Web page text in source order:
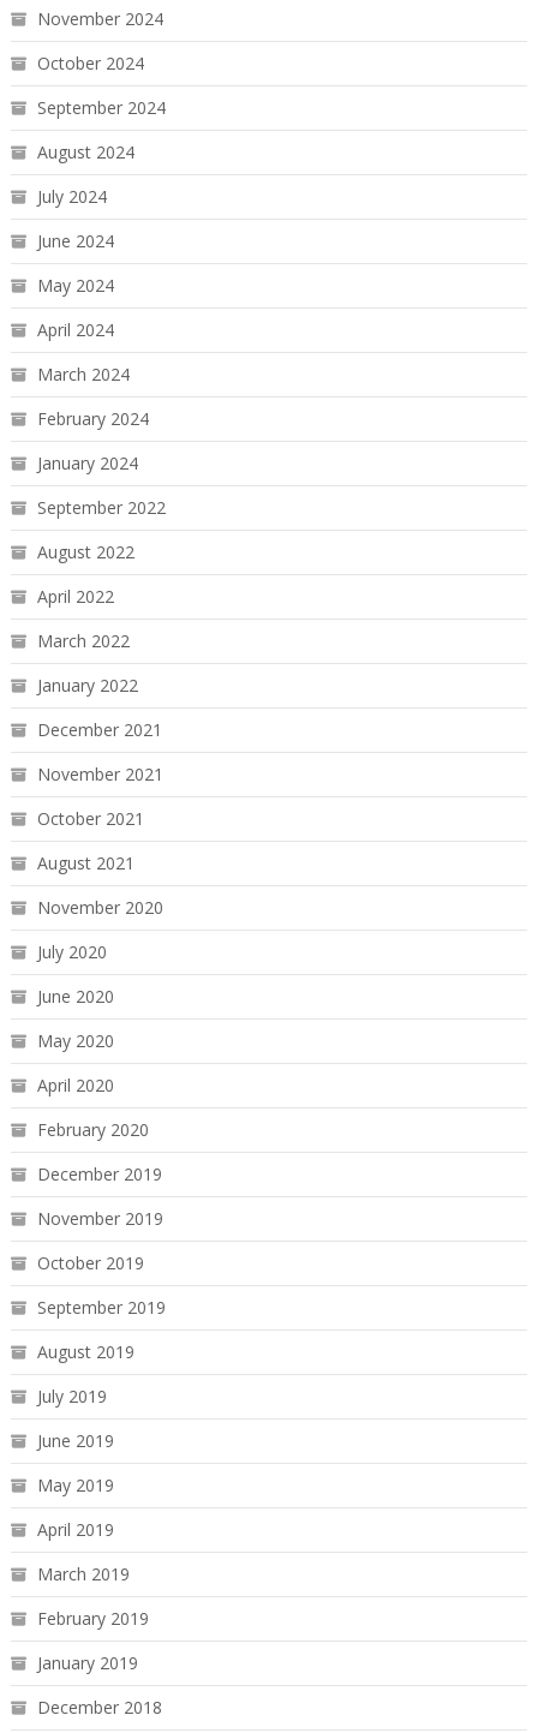
November 2024
October 2024
September 2024
August 2024
July 2024
June 2024
May 2024
April 2024
March 2024
February 2024
January 2024
September 2022
August 2022
April 2022
March 2022
January 2022
December 2021
November 2021
October 2021
August 2021
November 2020
July 2020
June 2020
May 2020
April 2020
February 2020
December 2019
November 2019
October 2019
September 2019
August 2019
July 2019
June 2019
May 2019
April 2019
March 2019
February 2019
January 2019
December 2018